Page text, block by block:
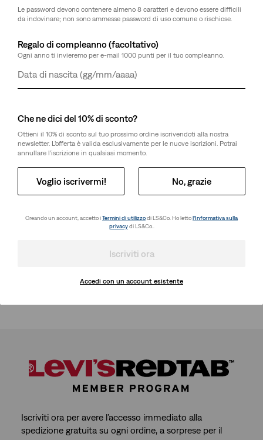
Le password devono contenere almeno 8 caratteri e devono essere difficili
da indovinare; non sono ammesse password di uso comune o rischiose.
Regalo di compleanno (facoltativo)
Ogni anno ti invieremo per e-mail 1000 punti per il tuo compleanno.
Giorno
Mese
Anno
Che ne dici del 10% di sconto?
Ottieni il 10% di sconto sul tuo prossimo ordine iscrivendoti alla nostra
newsletter. L’offerta è valida esclusivamente per le nuove iscrizioni. Potrai
annullare l’iscrizione in qualsiasi momento.
Voglio iscrivermi! No, grazie
Creando un account, accetto iTermini di utilizzodi LS&Co. Ho lettol’Informativa sulla
privacydi LS&Co..
Iscriviti ora
Accedi con un account esistente
Iscriviti ora per avere l’accesso immediato alla
spedizione gratuita su ogni ordine, a sorprese per il